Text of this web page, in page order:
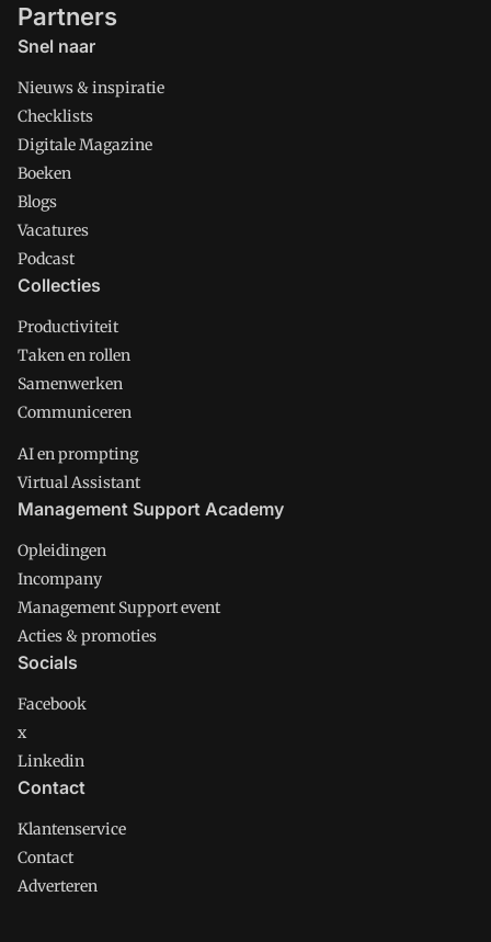
Partners
Snel naar
Nieuws & inspiratie
Checklists
Digitale Magazine
Boeken
Blogs
Vacatures
Podcast
Collecties
Productiviteit
Taken en rollen
Samenwerken
Communiceren
AI en prompting
Virtual Assistant
Management Support Academy
Opleidingen
Incompany
Management Support event
Acties & promoties
Socials
Facebook
x
Linkedin
Contact
Klantenservice
Contact
Adverteren